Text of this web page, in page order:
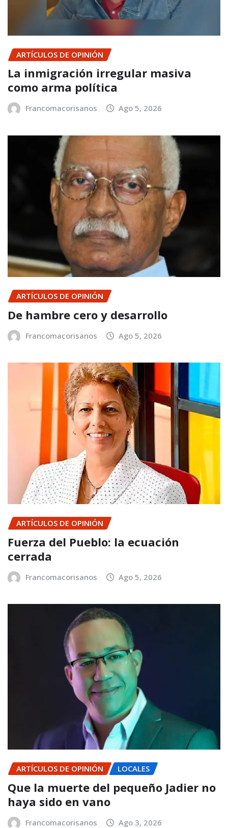
ARTÍCULOS DE OPINIÓN
La inmigración irregular masiva
como arma política
Francomacorisanos Ago 5, 2026
ARTÍCULOS DE OPINIÓN
De hambre cero y desarrollo
Francomacorisanos Ago 5, 2026
ARTÍCULOS DE OPINIÓN
Fuerza del Pueblo: la ecuación
cerrada
Francomacorisanos Ago 5, 2026
ARTÍCULOS DE OPINIÓN LOCALES
Que la muerte del pequeño Jadier no
haya sido en vano
Francomacorisanos Ago 3, 2026